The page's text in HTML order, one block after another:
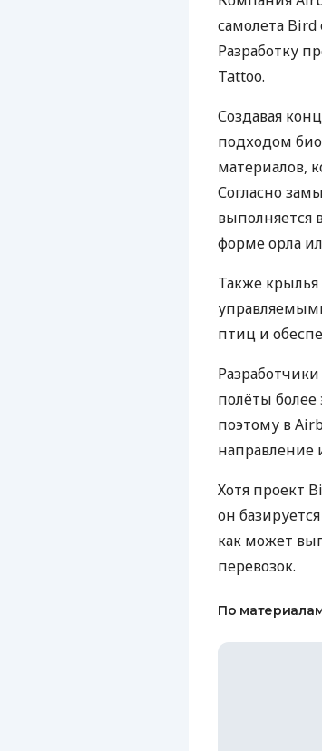
самолета
Разработку
Tattoo.
Создавая
подходом
материалов,
Согласно
выполняется
форме орла
Также
птиц и
полёты
поэтому в
направление
Хотя проект
он
как может
перевозок.
По